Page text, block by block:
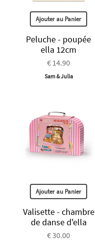
Ajouter au Panier
Peluche - poupée
ella 12cm
€ 14.90
Sam & Julia
Ajouter au Panier
Valisette - chambre
de danse d'ella
€ 30.00